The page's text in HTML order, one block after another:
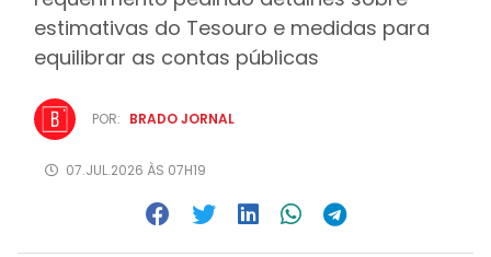
estimativas do Tesouro e medidas para
equilibrar as contas públicas
POR: BRADO JORNAL
07.JUL.2026 ÀS 07H19